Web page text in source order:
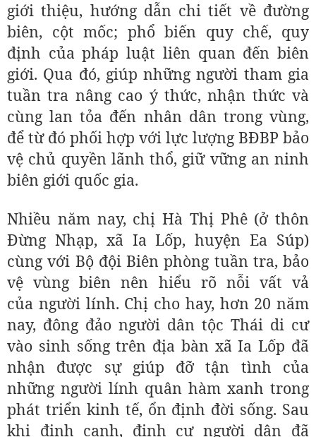
giới thiệu, hướng dẫn chi tiết về đường
biên, cột mốc; phổ biến quy chế, quy
định của pháp luật liên quan đến biên
giới. Qua đó, giúp những người tham gia
tuần tra nâng cao ý thức, nhận thức và
cùng lan tỏa đến nhân dân trong vùng,
để từ đó phối hợp với lực lượng BĐBP bảo
vệ chủ quyền lãnh thổ, giữ vững an ninh
biên giới quốc gia.
Nhiều năm nay, chị Hà Thị Phê (ở thôn
Đừng Nhạp, xã Ia Lốp, huyện Ea Súp)
cùng với Bộ đội Biên phòng tuần tra, bảo
vệ vùng biên nên hiểu rõ nỗi vất vả
của người lính. Chị cho hay, hơn 20 năm
nay, đông đảo người dân tộc Thái di cư
vào sinh sống trên địa bàn xã Ia Lốp đã
nhận được sự giúp đỡ tận tình của
những người lính quân hàm xanh trong
phát triển kinh tế, ổn định đời sống. Sau
khi định canh, định cư người dân đã